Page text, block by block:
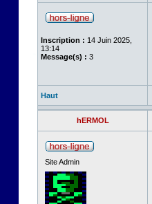
Inscription : 14 Juin 2025,
13:14
Message(s) : 3
Haut
hERMOL
Site Admin